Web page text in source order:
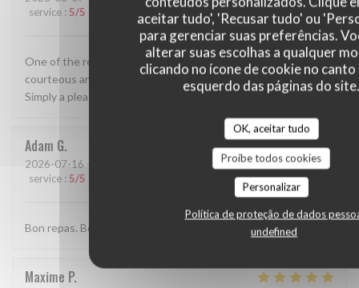
aceitar tudo', 'Recusar tudo' ou
para gerenciar suas preferências.
alterar suas escolhas a qualquer
clicando no ícone de cookie no
esquerdo das páginas do site.
OK, aceitar tudo
Proíbe todos cookies
Personalizar
Política de proteção de dados
undefined
service : 5/5 menu 5 /5 quality_price /5
One of the restaurants that is always fun to return to,
courteous and polite service, indulgent and delicious food.
Simply a pleasure.
Adam G
2026-07-16 - 20:00 - guests 2
service : 5/5 quality_price:3/5
Bon repas. Bonne serveuse
Maxime P